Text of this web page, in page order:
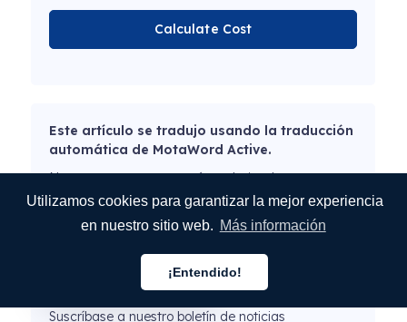
Utilizamos cookies para garantizar la mejor experiencia
en nuestro sitio web. Más información
¡Entendido!
Calculate Cost
Este artículo se tradujo usando la traducción
automática de MotaWord Active.
Nuestros correctores están trabajando
actualmente en este artículo para ofrecerle la
Suscríbase a nuestro boletín de noticias
Español